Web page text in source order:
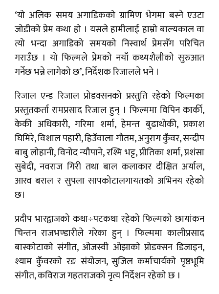
‘यो अलिक समय अगाडिकको ग्रामिण भेगमा बस्ने एउटा
जोडीको प्रेम कथा हो । यसले हामीलाई हाम्रो बाल्यकाल वा
त्यो भन्दा अगाडिको समयको निस्वार्थ प्रेमसँग परिचित
गराउँछ । यो फिल्मले प्रेमको नयाँ कथ्यशैलीको सुरुआत
गर्नेछ भन्ने लागेको छ’, निर्देशक रिजालले भने ।
रिजाल एन्ड रिजाल प्रोडक्सनको प्रस्तुति रहेको फिल्मका
प्रस्तुतकर्ता रामप्रसाद रिजाल हुन् । फिल्ममा विपिन कार्की,
केकी अधिकारी, गरिमा शर्मा, हेमन्त बुढाथोकी, प्रकाश
घिमिरे, विशाल पहारी, हिउँवाला गौतम, अनुराग कुँवर, सन्दीप
बाबु लोहानी, विनोद न्यौपाने, रश्मि भट्ट, प्रीतिका शर्मा, प्रशंसा
सुबेदी, नवराज गिरी तथा बाल कलाकार दीक्षित अर्याल,
आरव बराल र सुपला सापकोटालगायतको अभिनय रहेको
छ।
प्रदीप भारद्वाजको कथा÷पटकथा रहेको फिल्मको छायांकन
चिन्तन राजभण्डारीले गरेका हुन् । फिल्ममा कालीप्रसाद
बास्कोटाको संगीत, ओजस्वी ओझाको प्रोडक्सन डिजाइन,
श्याम कुँवरको रङ संयोजन, सुजिल कर्माचार्यको पृष्ठभूमि
संगीत, कविराज गहतराजको नृत्य निर्देशन रहेको छ ।